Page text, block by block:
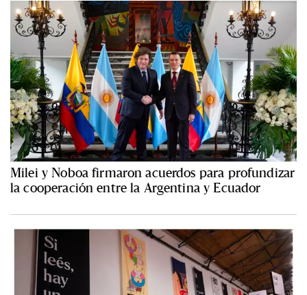
Milei y Noboa firmaron acuerdos para profundizar
la cooperación entre la Argentina y Ecuador